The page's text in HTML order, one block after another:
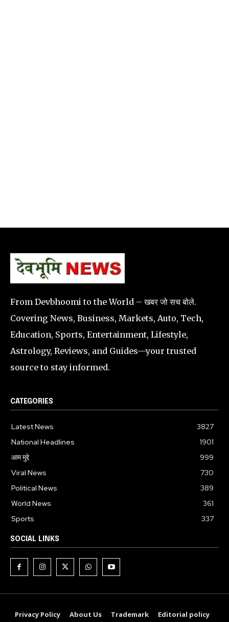
From Devbhoomi to the World – खबर जो सच बोले.
Covering News, Business, Markets, Auto, Tech,
Education, Sports, Entertainment, Lifestyle,
Astrology, Reviews, and Guides—your trusted
source to stay informed.
CATEGORIES
Latest News
3827
National Headlines
1901
आम मुद्दे
999
Viral News
730
Political News
389
World News
361
Sports
337
SOCIAL LINKS
Privacy Policy About Us Trademark Editorial policy